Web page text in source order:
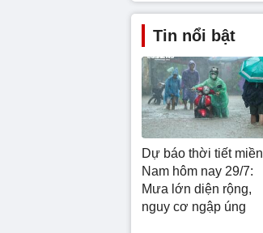
Tin nổi bật
Dự báo thời tiết miền
Nam hôm nay 29/7:
Mưa lớn diện rộng,
nguy cơ ngập úng